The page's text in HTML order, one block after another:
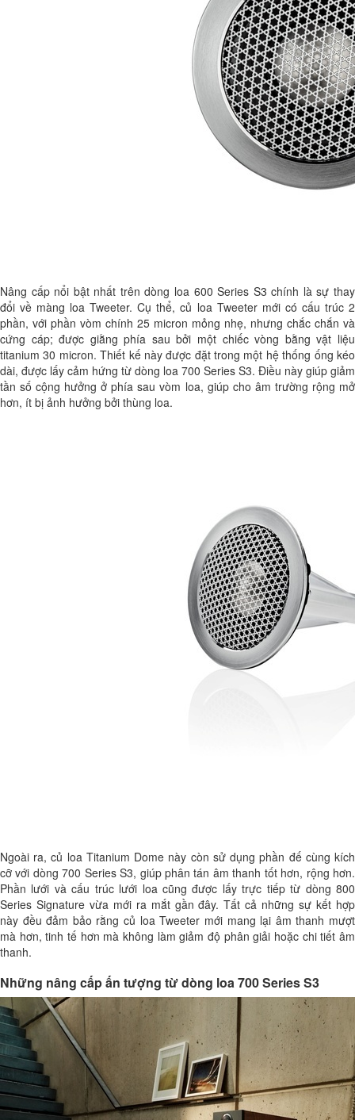
Nâng cấp nổi bật nhất trên dòng loa 600 Series S3 chính là sự thay
đổi về màng loa Tweeter. Cụ thể, củ loa Tweeter mới có cấu trúc 2
phần, với phần vòm chính 25 micron mỏng nhẹ, nhưng chắc chắn và
cứng cáp; được giằng phía sau bởi một chiếc vòng bằng vật liệu
titanium 30 micron. Thiết kế này được đặt trong một hệ thống ống kéo
dài, được lấy cảm hứng từ dòng loa 700 Series S3. Điều này giúp giảm
tần số cộng hưởng ở phía sau vòm loa, giúp cho âm trường rộng mở
hơn, ít bị ảnh hưởng bởi thùng loa.
Ngoài ra, củ loa Titanium Dome này còn sử dụng phần đế cùng kích
cỡ với dòng 700 Series S3, giúp phân tán âm thanh tốt hơn, rộng hơn.
Phần lưới và cấu trúc lưới loa cũng được lấy trực tiếp từ dòng 800
Series Signature vừa mới ra mắt gần đây. Tất cả những sự kết hợp
này đều đảm bảo rằng củ loa Tweeter mới mang lại âm thanh mượt
mà hơn, tinh tế hơn mà không làm giảm độ phân giải hoặc chi tiết âm
thanh.
Những nâng cấp ấn tượng từ dòng loa 700 Series S3